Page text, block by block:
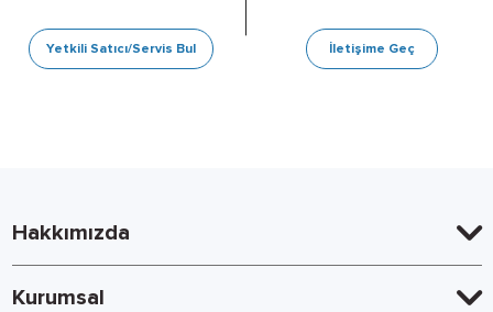
Yetkili Satıcı/Servis Bul İletişime Geç
Hakkımızda
Kurumsal